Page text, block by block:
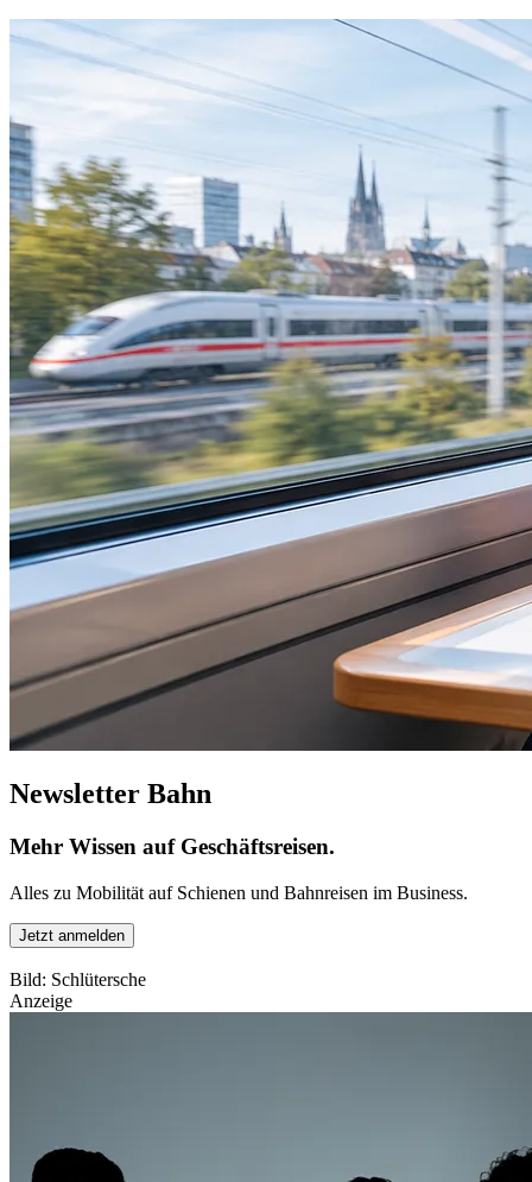
Newsletter Bahn
Mehr Wissen auf Geschäftsreisen.
Alles zu Mobilität auf Schienen und Bahnreisen im Business.
Jetzt anmelden
Bild: Schlütersche
Anzeige